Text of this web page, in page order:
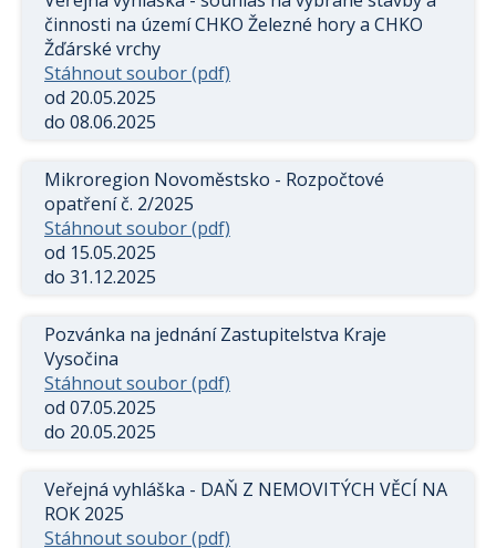
činnosti na území CHKO Železné hory a CHKO
Žďárské vrchy
Stáhnout soubor (pdf)
od 20.05.2025
do 08.06.2025
Mikroregion Novoměstsko - Rozpočtové
opatření č. 2/2025
Stáhnout soubor (pdf)
od 15.05.2025
do 31.12.2025
Pozvánka na jednání Zastupitelstva Kraje
Vysočina
Stáhnout soubor (pdf)
od 07.05.2025
do 20.05.2025
Veřejná vyhláška - DAŇ Z NEMOVITÝCH VĚCÍ NA
ROK 2025
Stáhnout soubor (pdf)